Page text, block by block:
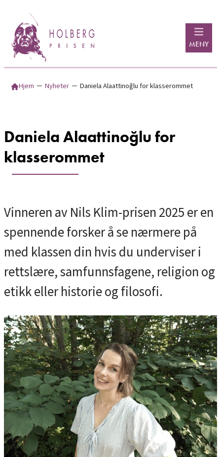
innhold
MENY
Hjem ─ Nyheter ─ Daniela Alaattinoğlu for klasserommet
Daniela Alaattinoğlu for
klasserommet
Vinneren av Nils Klim-prisen 2025 er en
spennende forsker å se nærmere på
med klassen din hvis du underviser i
rettslære, samfunnsfagene, religion og
etikk eller historie og filosofi.